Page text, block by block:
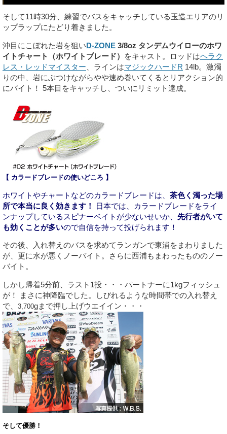
そして11時30分、練習でバスをキャッチしている玉造エリアのリ
ップラップにたどり着きました。
沖目にこぼれた岩を狙いD-ZONE 3/8oz タンデムウイローのホワ
イトチャート（ホワイトブレード）
をキャスト。ロッドはヘラク
レス・レッドマイスター 、ラインはマジックハードR 14lb。激濁
りの中、岩にぶつけながらやや速め巻いてくるとリアクション的
にバイト！ 5本目をキャッチし、ついにリミット達成。
【 カラードブレードの使いどころ 】
ホワイトやチャートなどのカラードブレードは、 茶色く濁った場
所で本当に良く効きます！
日本では、カラードブレードをライ
ンナップしているスピナーベイトが少ないせいか、 先行者がいて
も効くことが多いので自信を持って投げられます！
その後、入れ替えのバスを求めてランガンで東浦をまわりました
が、更に水が悪くノーバイト。さらに西浦もまわったもののノー
バイト。
しかし帰着5分前、ラスト1投・・・パートナーに1kgフィッシュ
が！ まさに神降臨でした。しびれるような時間帯での入れ替え
で、 3,700gまで押し上げウエイイン・・・
そして優勝！